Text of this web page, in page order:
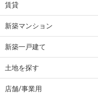
賃貸
新築マンション
新築一戸建て
土地を探す
店舗/事業用